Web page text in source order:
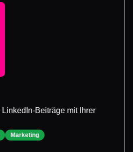
Beiträge mit Ihrer
Marketing